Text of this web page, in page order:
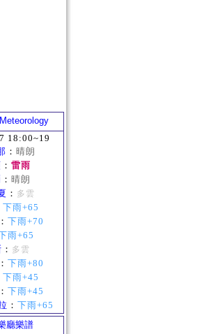
18:00~19
： 晴朗
： 雷雨
： 晴朗
： 多雲
下雨+65
： 下雨+70
雨+65
： 多雲
： 下雨+80
下雨+45
： 下雨+45
： 下雨+65
廳樂譜